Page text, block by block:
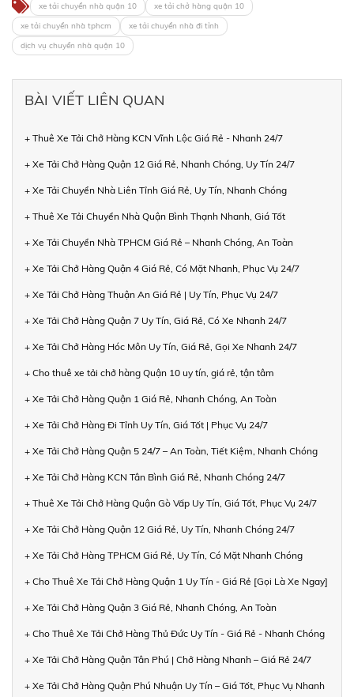
xe tải chuyển nhà quận 10
xe tải chở hàng quận 10
xe tải chuyển nhà tphcm
xe tải chuyển nhà đi tỉnh
dịch vụ chuyển nhà quận 10
BÀI VIẾT LIÊN QUAN
+ Thuê Xe Tải Chở Hàng KCN Vĩnh Lộc Giá Rẻ - Nhanh 24/7
+ Xe Tải Chở Hàng Quận 12 Giá Rẻ, Nhanh Chóng, Uy Tín 24/7
+ Xe Tải Chuyển Nhà Liên Tỉnh Giá Rẻ, Uy Tín, Nhanh Chóng
+ Thuê Xe Tải Chuyển Nhà Quận Bình Thạnh Nhanh, Giá Tốt
+ Xe Tải Chuyển Nhà TPHCM Giá Rẻ – Nhanh Chóng, An Toàn
+ Xe Tải Chở Hàng Quận 4 Giá Rẻ, Có Mặt Nhanh, Phục Vụ 24/7
+ Xe Tải Chở Hàng Thuận An Giá Rẻ | Uy Tín, Phục Vụ 24/7
+ Xe Tải Chở Hàng Quận 7 Uy Tín, Giá Rẻ, Có Xe Nhanh 24/7
+ Xe Tải Chở Hàng Hóc Môn Uy Tín, Giá Rẻ, Gọi Xe Nhanh 24/7
+ Cho thuê xe tải chở hàng Quận 10 uy tín, giá rẻ, tận tâm
+ Xe Tải Chở Hàng Quận 1 Giá Rẻ, Nhanh Chóng, An Toàn
+ Xe Tải Chở Hàng Đi Tỉnh Uy Tín, Giá Tốt | Phục Vụ 24/7
+ Xe Tải Chở Hàng Quận 5 24/7 – An Toàn, Tiết Kiệm, Nhanh Chóng
+ Xe Tải Chở Hàng KCN Tân Bình Giá Rẻ, Nhanh Chóng 24/7
+ Thuê Xe Tải Chở Hàng Quận Gò Vấp Uy Tín, Giá Tốt, Phục Vụ 24/7
+ Xe Tải Chở Hàng Quận 12 Giá Rẻ, Uy Tín, Nhanh Chóng 24/7
+ Xe Tải Chở Hàng TPHCM Giá Rẻ, Uy Tín, Có Mặt Nhanh Chóng
+ Cho Thuê Xe Tải Chở Hàng Quận 1 Uy Tín - Giá Rẻ [Gọi Là Xe Ngay]
+ Xe Tải Chở Hàng Quận 3 Giá Rẻ, Nhanh Chóng, An Toàn
+ Cho Thuê Xe Tải Chở Hàng Thủ Đức Uy Tín - Giá Rẻ - Nhanh Chóng
+ Xe Tải Chở Hàng Quận Tân Phú | Chở Hàng Nhanh – Giá Rẻ 24/7
+ Xe Tải Chở Hàng Quận Phú Nhuận Uy Tín – Giá Tốt, Phục Vụ Nhanh